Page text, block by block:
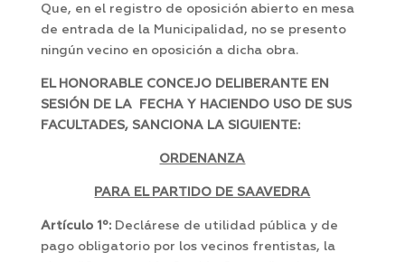
Que, en el registro de oposición abierto en mesa
de entrada de la Municipalidad, no se presento
ningún vecino en oposición a dicha obra.
EL HONORABLE CONCEJO DELIBERANTE EN
SESIÓN DE LA FECHA Y HACIENDO USO DE SUS
FACULTADES, SANCIONA LA SIGUIENTE:
ORDENANZA
PARA EL PARTIDO DE SAAVEDRA
Artículo 1º:Declárese de utilidad pública y de
pago obligatorio por los vecinos frentistas, la